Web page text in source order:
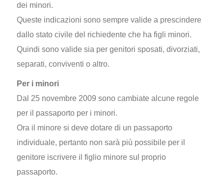
dei minori.
Queste indicazioni sono sempre valide a prescindere
dallo stato civile del richiedente che ha figli minori.
Quindi sono valide sia per genitori sposati, divorziati,
separati, conviventi o altro.
Per i minori
Dal 25 novembre 2009 sono cambiate alcune regole
per il passaporto per i minori.
Ora il minore si deve dotare di un passaporto
individuale, pertanto non sarà più possibile per il
genitore iscrivere il figlio minore sul proprio
passaporto.